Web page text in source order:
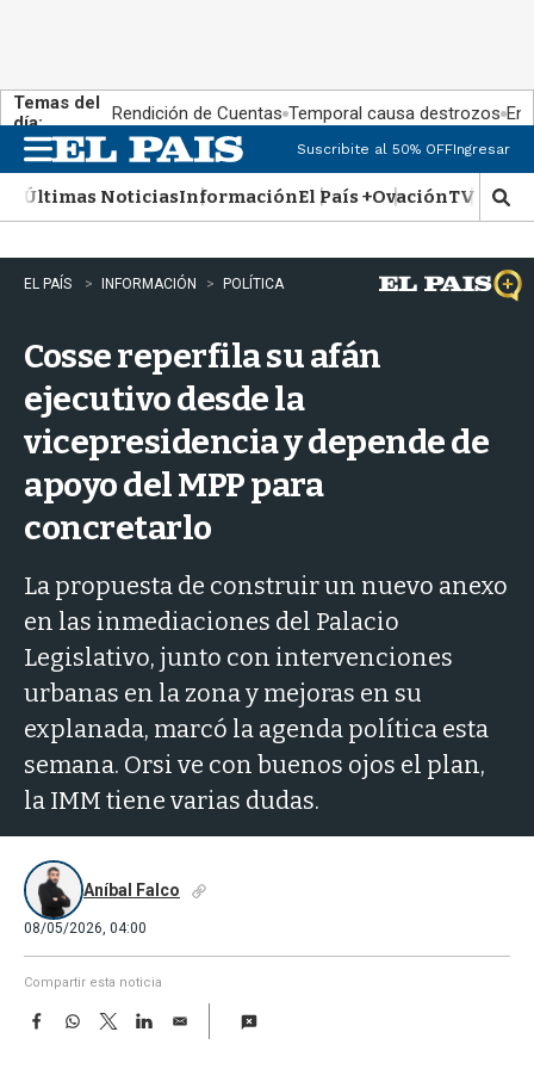
Temas del
día:
Rendición de Cuentas Temporal causa destrozos En
n
u
Suscribite al 50% OFFIngresar
Últimas NoticiasInformaciónEl País +OvaciónTV Show
M
o
s
t
r
EL PAÍS INFORMACIÓN POLÍTICA
Cosse reperfila su afán
ejecutivo desde la
vicepresidencia y depende de
apoyo del MPP para
concretarlo
La propuesta de construir un nuevo anexo
en las inmediaciones del Palacio
Legislativo, junto con intervenciones
urbanas en la zona y mejoras en su
explanada, marcó la agenda política esta
semana. Orsi ve con buenos ojos el plan,
la IMM tiene varias dudas.
Aníbal Falco
08/05/2026, 04:00
Compartir esta noticia
F
W
T
w
L
E